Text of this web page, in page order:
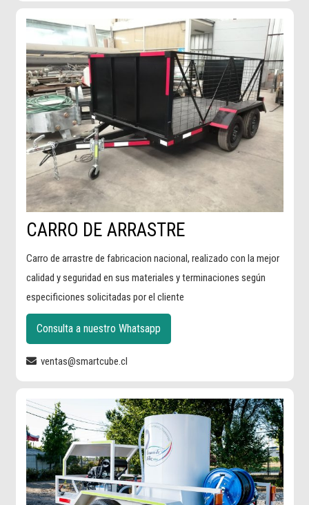
CARRO DE ARRASTRE
Carro de arrastre de fabricacion nacional, realizado con la mejor
calidad y seguridad en sus materiales y terminaciones según
especificiones solicitadas por el cliente
Consulta a nuestro Whatsapp
ventas@smartcube.cl